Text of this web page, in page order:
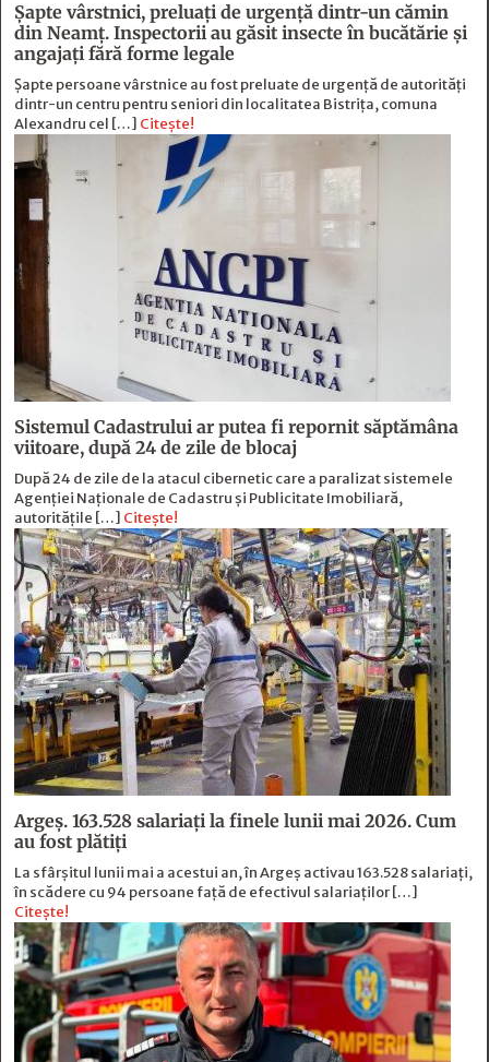
Șapte vârstnici, preluați de urgență dintr-un cămin
din Neamț. Inspectorii au găsit insecte în bucătărie și
angajați fără forme legale
Șapte persoane vârstnice au fost preluate de urgență de autorități
dintr-un centru pentru seniori din localitatea Bistrița, comuna
Alexandru cel […] Citește!
Sistemul Cadastrului ar putea fi repornit săptămâna
viitoare, după 24 de zile de blocaj
După 24 de zile de la atacul cibernetic care a paralizat sistemele
Agenției Naționale de Cadastru și Publicitate Imobiliară,
autoritățile […] Citește!
Argeș. 163.528 salariați la finele lunii mai 2026. Cum
au fost plătiți
La sfârșitul lunii mai a acestui an, în Argeş activau 163.528 salariați,
în scădere cu 94 persoane faţă de efectivul salariaţilor […]
Citește!